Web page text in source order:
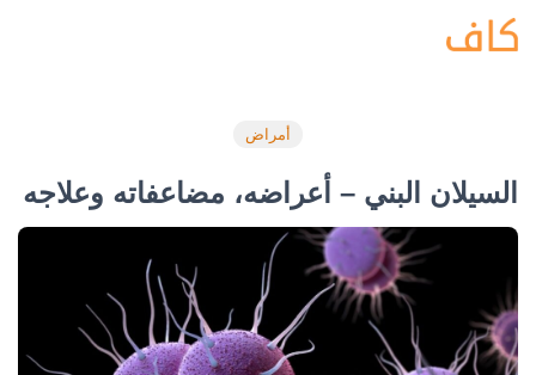
أمراض
السيلان البني – أعراضه، مضاعفاته وعلاجه